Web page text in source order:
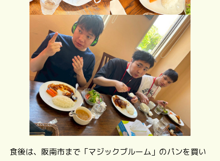
食後は、阪南市まで「マジックブルーム」のパンを買い